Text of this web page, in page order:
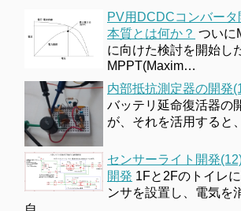
PV用DCDCコンバー
本質とは何か？ ついに
に向けた検討を開始し
MPPT(Maxim…
内部抵抗測定器の開発
バッテリ延命復活器の
が、それを活用すると
センサーライト開発
開発 1Fと2Fのトイレ
ンサを設置し、電気を